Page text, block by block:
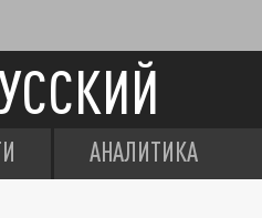
АНАЛИТИКА